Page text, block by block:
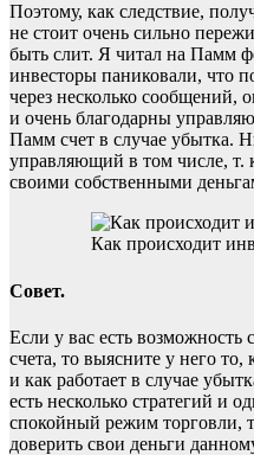
Поэтому, как следствие,
не стоит очень сильно
быть слит. Я читал на Памм
инвесторы паниковали, что
через несколько сообщений,
и очень благодарны
Памм счет в случае убытка.
управляющий в том числе, т.
своими собственными
Как происходит
Совет.
Если у вас есть
счета, то выясните у него
и как работает в случае
есть несколько стратегий и
спокойный режим торговли,
доверить свои деньги